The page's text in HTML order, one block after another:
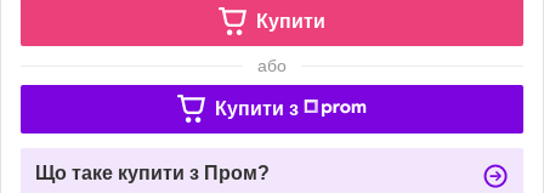
Купити
або
Купити з
Що таке купити з Пром?